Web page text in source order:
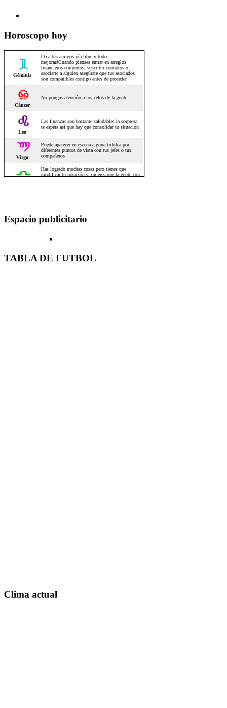
Horoscopo hoy
Espacio publicitario
TABLA DE FUTBOL
Clima actual